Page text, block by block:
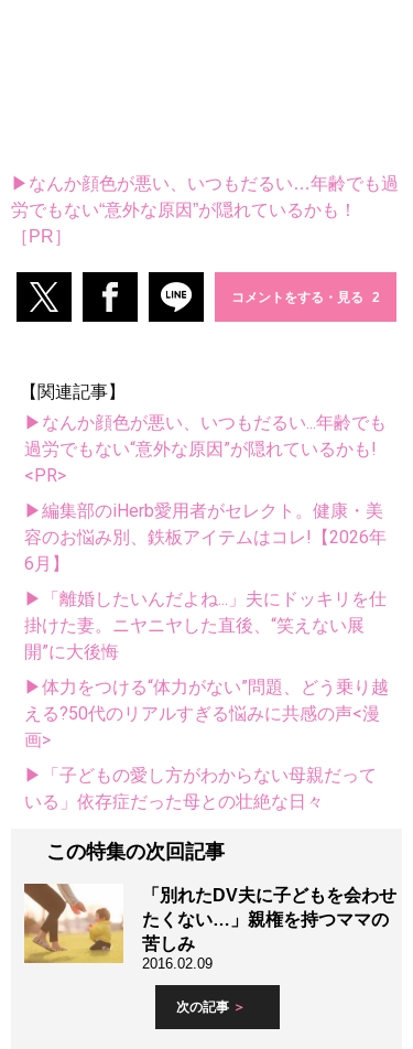
▶なんか顔色が悪い、いつもだるい…年齢でも過
労でもない“意外な原因”が隠れているかも！
［PR］
コメントをする・見る
【関連記事】
▶なんか顔色が悪い、いつもだるい...年齢でも
過労でもない“意外な原因”が隠れているかも!
<PR>
▶編集部のiHerb愛用者がセレクト。健康・美
容のお悩み別、鉄板アイテムはコレ!【2026年
6月】
▶「離婚したいんだよね...」夫にドッキリを仕
掛けた妻。ニヤニヤした直後、“笑えない展
開”に大後悔
▶体力をつける“体力がない”問題、どう乗り越
える?50代のリアルすぎる悩みに共感の声<漫
画>
▶「子どもの愛し方がわからない母親だって
いる」依存症だった母との壮絶な日々
この特集の次回記事
「別れたDV夫に子どもを会わせ
たくない…」親権を持つママの
苦しみ
2016.02.09
次の記事